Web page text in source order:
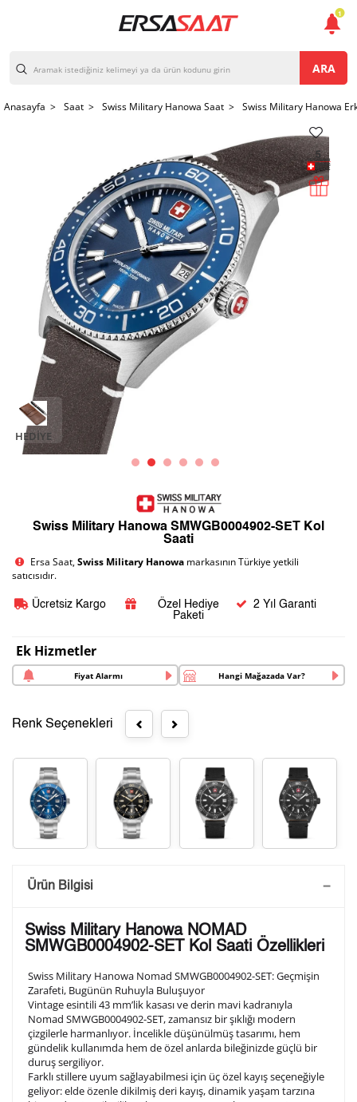
ARA
Anasayfa > Saat > Swiss Military Hanowa Saat > Swiss Military Hanowa
HEDIYE
Swiss Military Hanowa SMWGB0004902-SET Kol
Saati
Ersa Saat,Swiss Military Hanowa markasının Türkiye yetkili
satıcısıdır.
Ücretsiz Kargo
Özel Hediye
Paketi
2 Yıl Garanti
Ek Hizmetler
Fiyat Alarmı Hangi Mağazada Var?
Renk Seçenekleri
Saatini Kişiselleştir
arka kapağına gravür tekniği ile formda belirtmiş
olduğunuz şekilde işlenecektir.
1. Satır
10
2. Satır
/ 10
Ürün Bilgisi
Swiss Military Hanowa NOMAD
SMWGB0004902-SET Kol Saati Özellikleri
Swiss Military Hanowa Nomad SMWGB0004902-SET: Geçmişin
Zarafeti, Bugünün Ruhuyla Buluşuyor
Vintage esintili 43 mm’lik kasası ve derin mavi kadranıyla
Nomad SMWGB0004902-SET, zamansız bir şıklığı modern
çizgilerle harmanlıyor. İncelikle düşünülmüş tasarımı, hem
gündelik kullanımda hem de özel anlarda bileğinizde güçlü bir
duruş sergiliyor.
Farklı stillere uyum sağlayabilmesi için üç özel kayış seçeneğiyle
geliyor: elde özenle dikilmiş deri kayış, dinamik yaşam tarzına
1